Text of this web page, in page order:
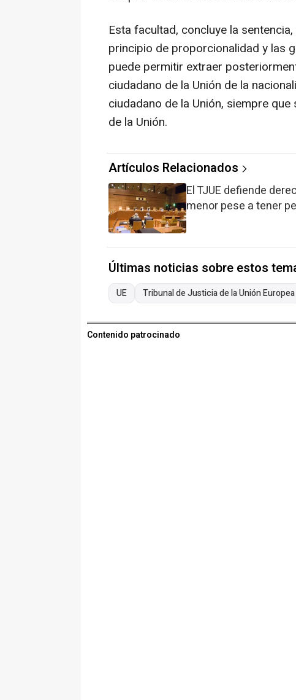
Esta facultad, concluye la
principio de proporcionalidad y las
puede permitir extraer
ciudadano de la Unión de la
ciudadano de la Unión, siempre
de la Unión.
Artículos Relacionados
El TJUE defiende
menor pese a tener
Últimas noticias sobre estos
UE Tribunal de Justicia de la Unión Europea
Contenido patrocinado